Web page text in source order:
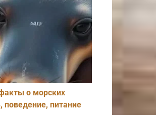
о морских
поведение, питание